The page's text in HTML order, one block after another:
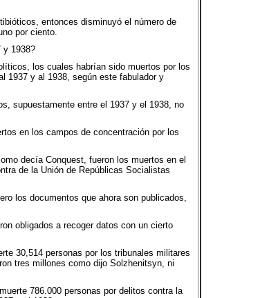
entonces disminuyó el número de
por ciento.
y 1938?
los cuales habrían sido muertos por los
1937 y al 1938, según este fabulador y
supuestamente entre el 1937 y el 1938, no
en los campos de concentración por los
decía Conquest, fueron los muertos en el
de la Unión de Repúblicas Socialistas
los documentos que ahora son publicados,
obligados a recoger datos con un cierto
30,514 personas por los tribunales militares
tres millones como dijo Solzhenitsyn, ni
786.000 personas por delitos contra la